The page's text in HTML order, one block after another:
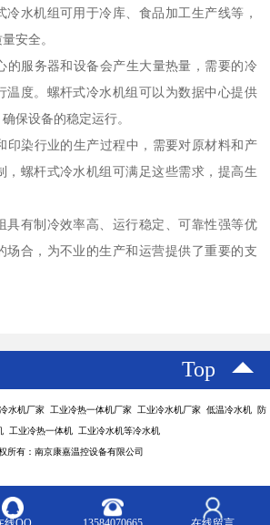
冷水机组可用于冷库、食品加工生产线等，
安全。
的服务器和设备会产生大量热量，需要的冷
温度。螺杆式冷水机组可以为数据中心提供
保设备的稳定运行。
印染行业的生产过程中，需要对原材料和产
，螺杆式冷水机组可满足这些需求，提高生
具有制冷效率高、运行稳定、可靠性强等优
场合，为不业的生产和运营提供了重要的支
Top
水机厂家 工业冷热一体机厂家 工业冷水机厂家 低温冷水机 防
工业冷热一体机 工业冷水机等冷水机
所有：南京康嘉温控设备有限公司